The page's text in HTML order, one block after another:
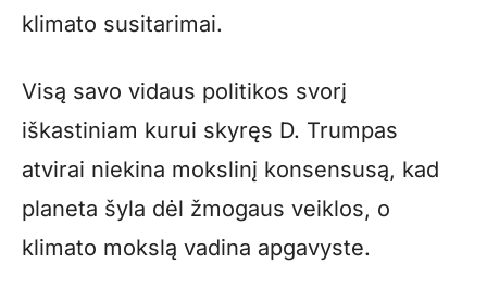
klimato susitarimai.
Visą savo vidaus politikos svorį
iškastiniam kurui skyręs D. Trumpas
atvirai niekina mokslinį konsensusą, kad
planeta šyla dėl žmogaus veiklos, o
klimato mokslą vadina apgavyste.